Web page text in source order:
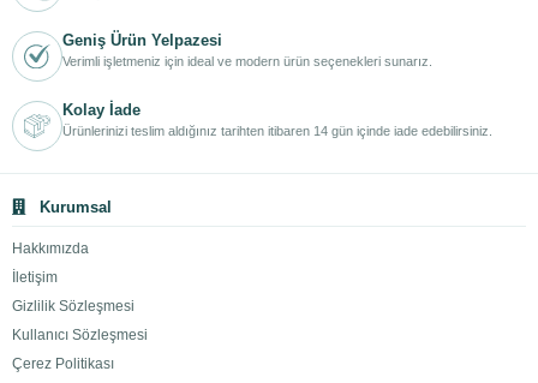
Geniş Ürün Yelpazesi
Verimli işletmeniz için ideal ve modern ürün seçenekleri sunarız.
Kolay İade
Ürünlerinizi teslim aldığınız tarihten itibaren 14 gün içinde iade edebilirsiniz.
Kurumsal
Hakkımızda
İletişim
Gizlilik Sözleşmesi
Kullanıcı Sözleşmesi
Çerez Politikası